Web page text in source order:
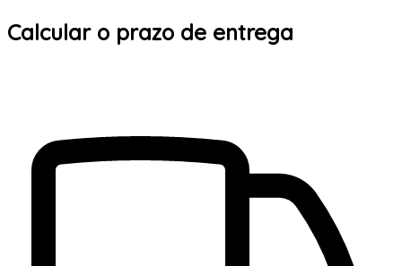
Calcular o prazo de entrega